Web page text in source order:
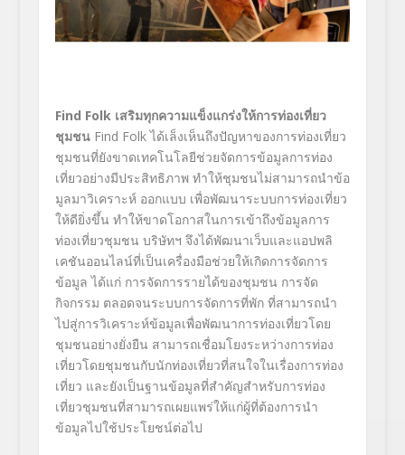
Find Folk เสริมทุกความแข็งแกร่งให้การท่องเที่ยว
ชุมชน Find Folkได้เล็งเห็นถึงปัญหาของการท่องเที่ยว
ชุมชนที่ยังขาดเทคโนโลยีช่วยจัดการข้อมูลการท่อง
เที่ยวอย่างมีประสิทธิภาพ ทำให้ชุมชนไม่สามารถนำข้อ
มูลมาวิเคราะห์ ออกแบบ เพื่อพัฒนาระบบการท่องเที่ยว
ให้ดียิ่งขึ้น ทำให้ขาดโอกาสในการเข้าถึงข้อมูลการ
ท่องเที่ยวชุมชน บริษัทฯ จึงได้พัฒนาเว็บและแอปพลิ
เคชันออนไลน์ที่เป็นเครื่องมือช่วยให้เกิดการจัดการ
ข้อมูล ได้แก่ การจัดการรายได้ของชุมชน การจัด
กิจกรรม ตลอดจนระบบการจัดการที่พัก ที่สามารถนำ
ไปสู่การวิเคราะห์ข้อมูลเพื่อพัฒนาการท่องเที่ยวโดย
ชุมชนอย่างยั่งยืน สามารถเชื่อมโยงระหว่างการท่อง
เที่ยวโดยชุมชนกับนักท่องเที่ยวที่สนใจในเรื่องการท่อง
เที่ยว และยังเป็นฐานข้อมูลที่สำคัญสำหรับการท่อง
เที่ยวชุมชนที่สามารถเผยแพร่ให้แก่ผู้ที่ต้องการนำ
ข้อมูลไปใช้ประโยชน์ต่อไป